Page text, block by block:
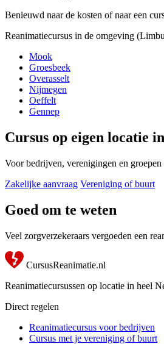
Benieuwd naar de kosten of naar een
Reanimatiecursus in de omgeving
Mook
Groesbeek
Overasselt
Nijmegen
Oeffelt
Gennep
Cursus op eigen locatie
Voor bedrijven, verenigingen en
Zakelijke aanvraag Vereniging of buurt
Goed om te weten
Veel zorgverzekeraars vergoeden een
CursusReanimatie.nl
Reanimatiecursussen op locatie in heel
Direct regelen
Reanimatiecursus voor bedrijven
Cursus met je vereniging of buurt